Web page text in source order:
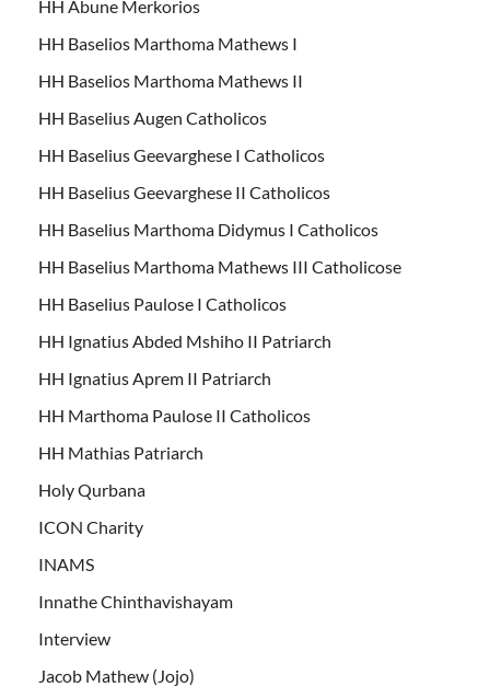
HH Abune Merkorios
HH Baselios Marthoma Mathews I
HH Baselios Marthoma Mathews II
HH Baselius Augen Catholicos
HH Baselius Geevarghese I Catholicos
HH Baselius Geevarghese II Catholicos
HH Baselius Marthoma Didymus I Catholicos
HH Baselius Marthoma Mathews III Catholicose
HH Baselius Paulose I Catholicos
HH Ignatius Abded Mshiho II Patriarch
HH Ignatius Aprem II Patriarch
HH Marthoma Paulose II Catholicos
HH Mathias Patriarch
Holy Qurbana
ICON Charity
INAMS
Innathe Chinthavishayam
Interview
Jacob Mathew (Jojo)